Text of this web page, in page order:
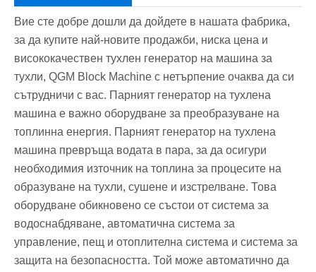
Вие сте добре дошли да дойдете в нашата фабрика,
за да купите най-новите продажби, ниска цена и
висококачествен тухлен генератор на машина за
тухли, QGM Block Machine с нетърпение очаква да си
сътрудничи с вас. Парният генератор на тухлена
машина е важно оборудване за преобразуване на
топлинна енергия. Парният генератор на тухлена
машина превръща водата в пара, за да осигури
необходимия източник на топлина за процесите на
образуване на тухли, сушене и изстрелване. Това
оборудване обикновено се състои от система за
водоснабдяване, автоматична система за
управление, пещ и отоплителна система и система за
защита на безопасността. Той може автоматично да